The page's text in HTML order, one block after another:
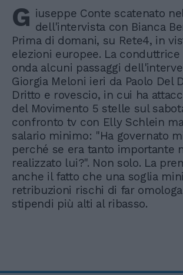
G iuseppe Conte scatenato
dell'intervista con Bianca
Prima di domani, su Rete4, in
elezioni europee. La conduttrice
onda alcuni passaggi
Giorgia Meloni ieri da Paolo Del
Dritto e rovescio, in cui ha
del Movimento 5 stelle sul
confronto tv con Elly Schlein
salario minimo: "Ha governato
perché se era tanto importante
realizzato lui?". Non solo. La
anche il fatto che una soglia
retribuzioni rischi di far
stipendi più alti al ribasso.